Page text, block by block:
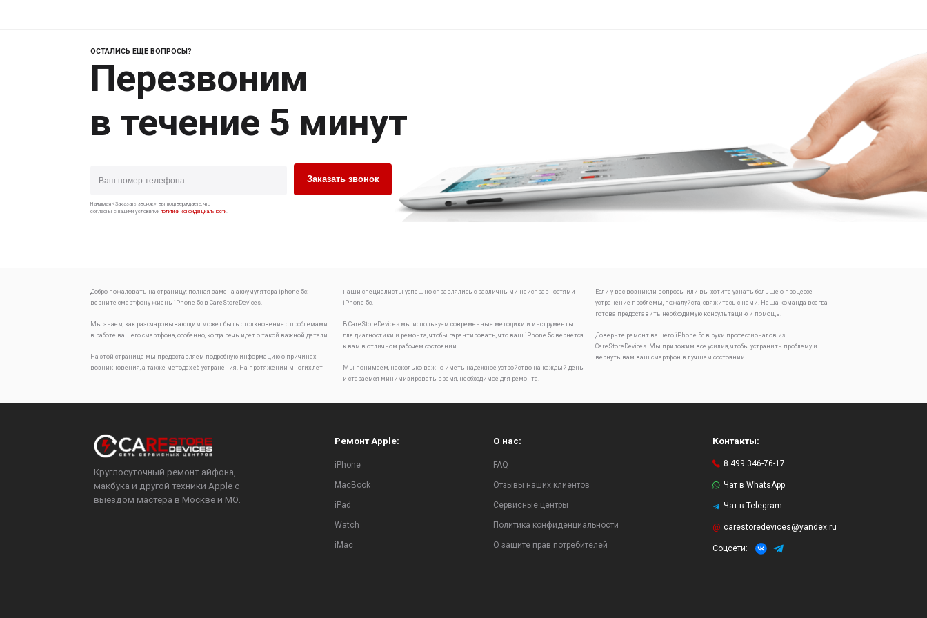
ОСТАЛИСЬ ЕЩЕ ВОПРОСЫ?
Перезвоним
в течение 5 минут
Заказать звонок
Нажимая «Заказать звонок», вы подтверждаете, что
согласны с нашими условиямиполитики конфиденциальности.
Добро пожаловать на страницу: полная замена аккумулятора iphone 5c:
верните смартфону жизнь iPhone 5c в CareStoreDevices.
Мы знаем, как разочаровывающим может быть столкновение с проблемами
в работе вашего смартфона, особенно, когда речь идет о такой важной детали.
На этой странице мы предоставляем подробную информацию о причинах
возникновения, а также методах её устранения. На протяжении многих лет
наши специалисты успешно справлялись с различными неисправностями
iPhone 5c.
В CareStoreDevices мы используем современные методики и инструменты
для диагностики и ремонта, чтобы гарантировать, что ваш iPhone 5c вернется
к вам в отличном рабочем состоянии.
Мы понимаем, насколько важно иметь надежное устройство на каждый день
и стараемся минимизировать время, необходимое для ремонта.
Если у вас возникли вопросы или вы хотите узнать больше о процессе
устранение проблемы, пожалуйста, свяжитесь с нами. Наша команда всегда
готова предоставить необходимую консультацию и помощь.
Доверьте ремонт вашего iPhone 5c в руки профессионалов из
CareStoreDevices. Мы приложим все усилия, чтобы устранить проблему и
вернуть вам ваш смартфон в лучшем состоянии.
Круглосуточный ремонт айфона,
макбука и другой техники Apple с
выездом мастера в Москве и МО.
Ремонт Apple:
iPhone
MacBook
iPad
Watch
iMac
О нас:
FAQ
Отзывы наших клиентов
Сервисные центры
Политика конфиденциальности
О защите прав потребителей
Контакты:
8 499 346-76-17
Чат в WhatsApp
Чат в Telegram
carestoredevices@yandex.ru
Соцсети: